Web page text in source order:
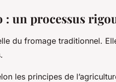
un processus
du fromage traditionnel.
les principes de